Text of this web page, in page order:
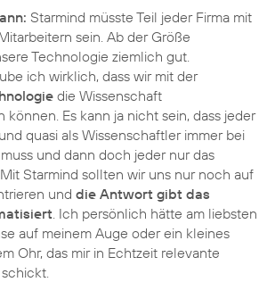
Starmind müsste Teil jeder Firma mit
sein. Ab der Größe
Technologie ziemlich gut.
ich wirklich, dass wir mit der
die Wissenschaft
können. Es kann ja nicht sein, dass jeder
quasi als Wissenschaftler immer bei
und dann doch jeder nur das
Starmind sollten wir uns nur noch auf
und die Antwort gibt das
. Ich persönlich hätte am liebsten
auf meinem Auge oder ein kleines
Ohr, das mir in Echtzeit relevante